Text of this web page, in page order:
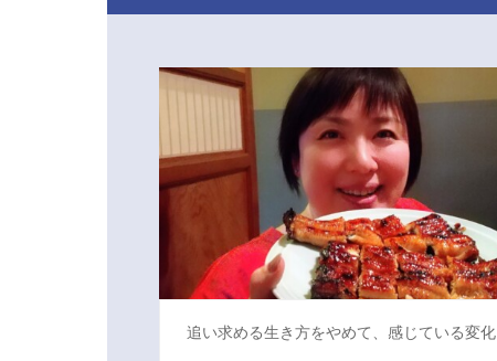
追い求める生き方をやめて、感じている変化